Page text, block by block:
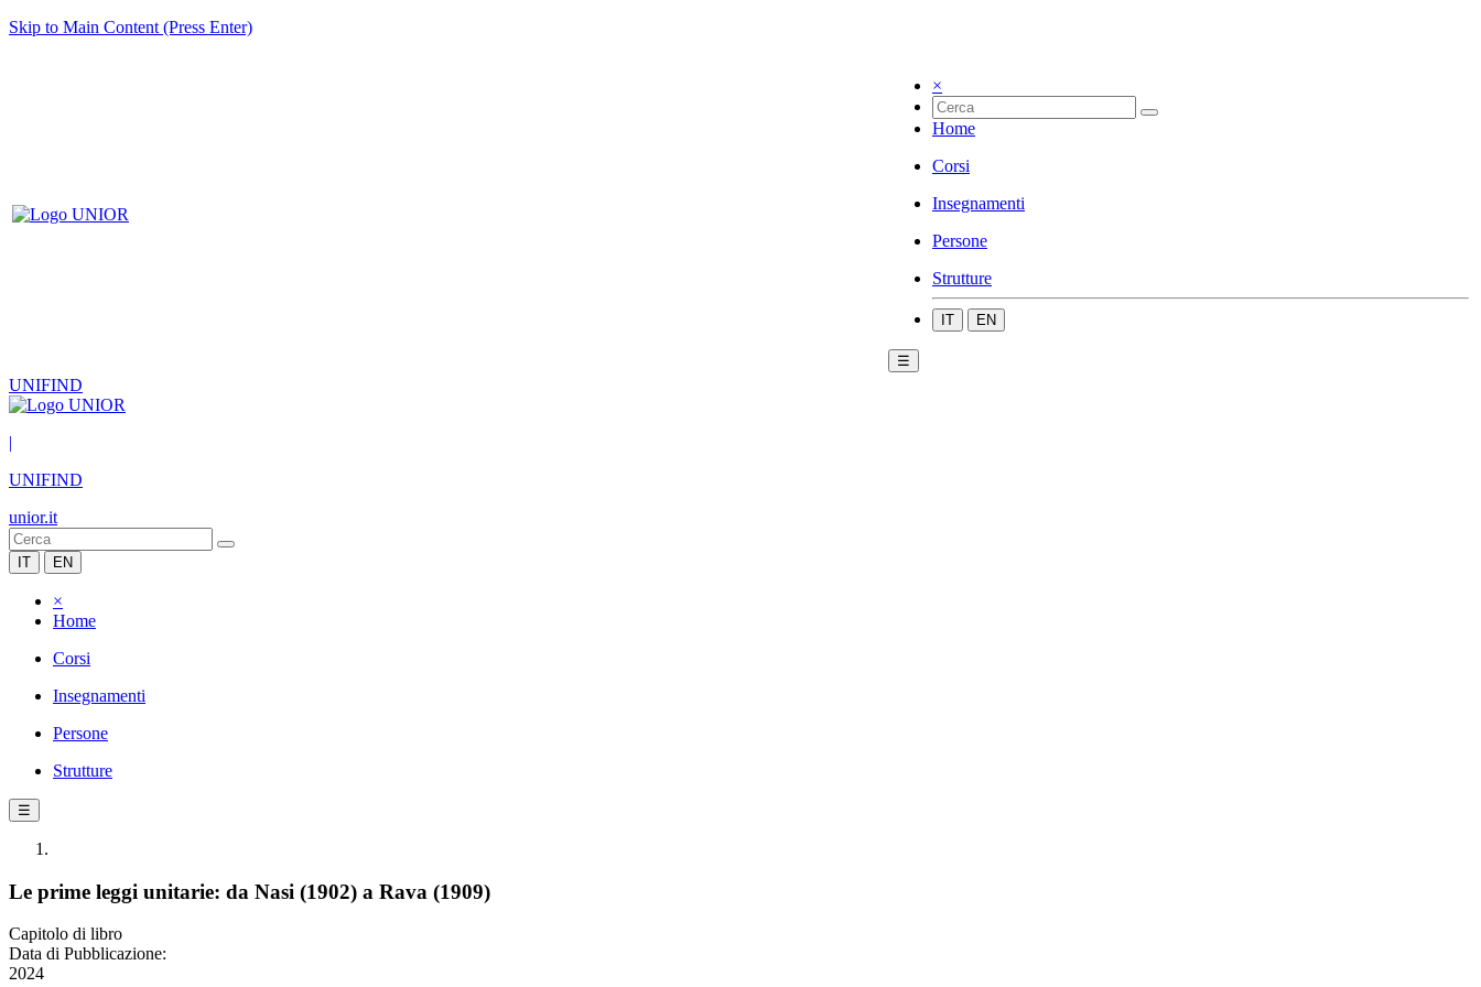
Skip to Main Content (Press Enter)
×
Home
Corsi
Insegnamenti
Persone
Strutture
IT EN
☰
UNIFIND
|
UNIFIND
unior.it
IT EN
×
Home
Corsi
Insegnamenti
Persone
Strutture
☰
Le prime leggi unitarie: da Nasi (1902) a Rava (1909)
Capitolo di libro
Data di Pubblicazione:
2024